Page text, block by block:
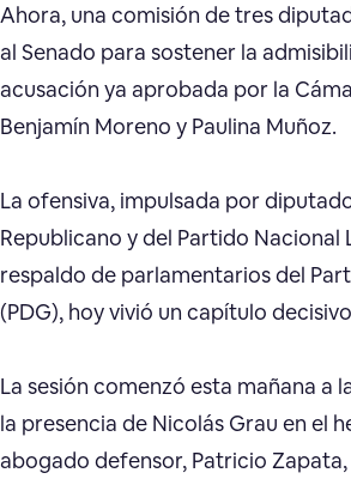
Ahora, una comisión de tres
al Senado para sostener la
acusación ya aprobada por la
Benjamín Moreno y Paulina Muñoz.
La ofensiva, impulsada por
Republicano y del Partido Nacional
respaldo de parlamentarios del
(PDG), hoy vivió un capítulo
La sesión comenzó esta mañana a
la presencia de Nicolás Grau en el
abogado defensor, Patricio